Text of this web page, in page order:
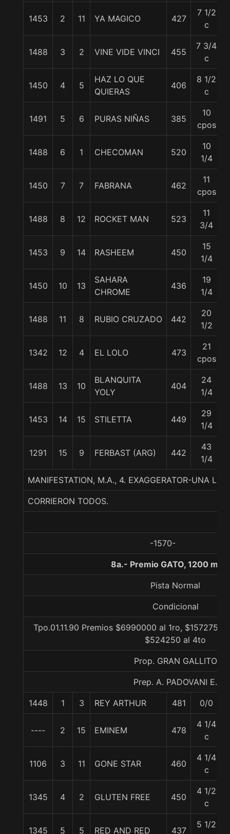
1453 2 11 YA MAGICO 427
7 1/2
c
1488 3 2 VINE VIDE VINCI 455
7 3/4
c
1450 4 5
HAZ LO QUE
QUIERAS
406
8 1/2
c
1491 5 6 PURAS NIÑAS 385
10
cpos
1488 6 1 CHECOMAN 520
10
1/4
1450 7 7 FABRANA 462
11
cpos
1488 8 12 ROCKET MAN 523
11
3/4
1453 9 14 RASHEEM 450
15
1/4
1450 10 13
SAHARA
CHROME
436
19
1/4
1488 11 8 RUBIO CRUZADO 442
20
1/2
1342 12 4 EL LOLO 473
21
cpos
1488 13 10
BLANQUITA
YOLY
404
24
1/4
1453 14 15 STILETTA 449
29
1/4
1291 15 9 FERBAST (ARG) 442
43
1/4
MANIFESTATION, M.A., 4. EXAGGERATOR-UNA
CORRIERON TODOS.
-1570-
8a.- Premio GATO, 1200
Pista Normal
Condicional
Tpo.01.11.90 Premios $6990000 al 1ro,
$524250 al 4to
Prop. GRAN GALLITO
Prep. A. PADOVANI E.
1448 1 3 REY ARTHUR 481 0/0
---- 2 15 EMINEM 478
4 1/4
c
1106 3 11 GONE STAR 460
4 1/4
c
1345 4 2 GLUTEN FREE 450
4 1/2
c
1345 5 5 RED AND RED 437
5 1/2